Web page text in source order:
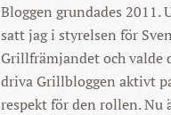
Bloggen grundades 2011.
satt jag i styrelsen för
Grillfrämjandet och valde
driva Grillbloggen aktivt
respekt för den rollen. Nu